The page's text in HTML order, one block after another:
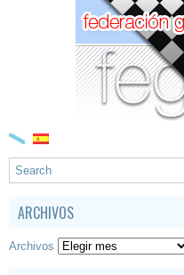
ARCHIVOS
Archivos